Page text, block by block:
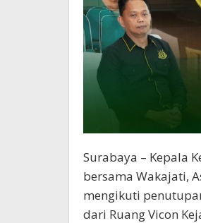
Surabaya – Kepala
bersama Wakajati,
mengikuti
dari Ruang Vicon